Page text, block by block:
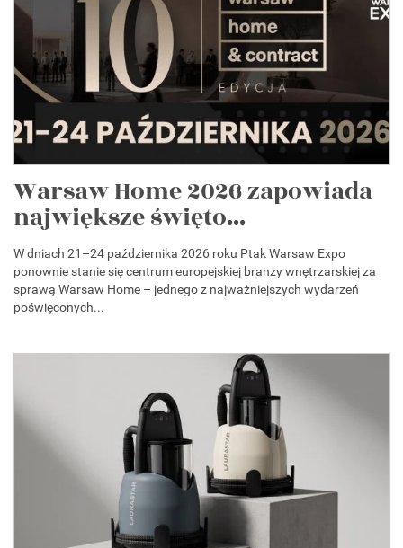
Warsaw Home 2026 zapowiada
największe święto...
W dniach 21–24 października 2026 roku Ptak Warsaw Expo
ponownie stanie się centrum europejskiej branży wnętrzarskiej za
sprawą Warsaw Home – jednego z najważniejszych wydarzeń
poświęconych...